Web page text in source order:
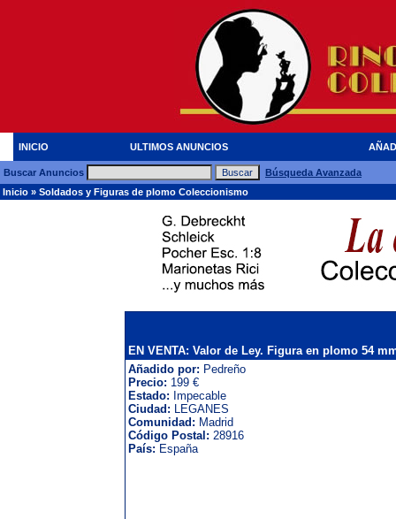
INICIO ULTIMOS ANUNCIOS
Buscar Anuncios
Búsqueda Avanzada
Inicio » Soldados y Figuras de plomo Coleccionismo
EN VENTA: Valor de Ley. Figura en plomo 54
Añadido por: Pedreño
Precio: 199 €
Estado: Impecable
Ciudad: LEGANES
Comunidad: Madrid
Código Postal: 28916
País: España